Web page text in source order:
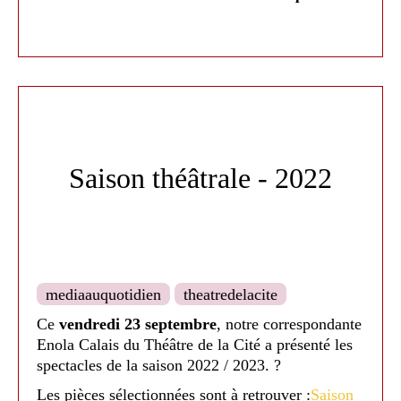
-Homo Sapiens : Théâtre, clown et danse mis en
scène de Caroline Obin. En famille à partir de 12
Saison théâtrale - 2022
mediaauquotidien
theatredelacite
Ce vendredi 23 septembre, notre correspondante
Enola Calais du Théâtre de la Cité a présenté les
spectacles de la saison 2022 / 2023. ?
Les pièces sélectionnées sont à retrouver :Saison